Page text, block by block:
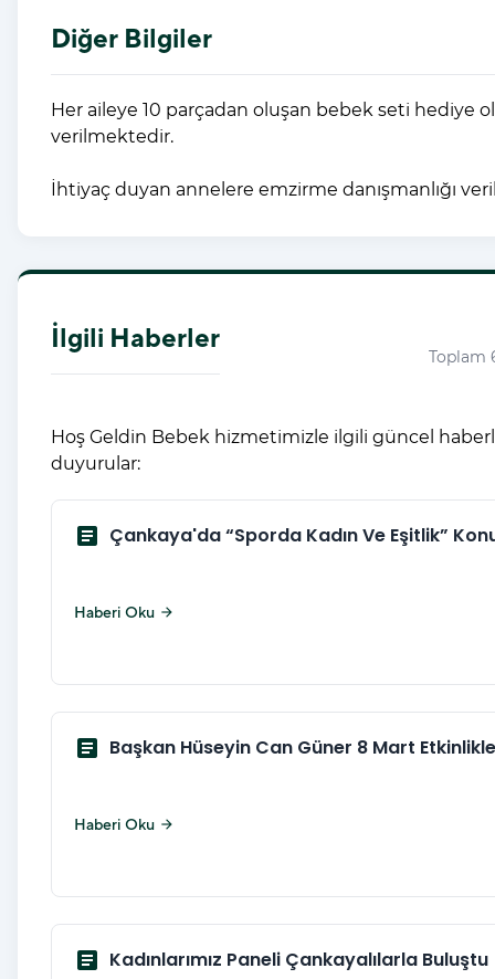
Diğer Bilgiler
Her aileye 10 parçadan oluşan bebek seti hediye
verilmektedir.
İhtiyaç duyan annelere emzirme danışmanlığı
İlgili Haberler
Toplam
Hoş Geldin Bebek hizmetimizle ilgili güncel
duyurular:
article Çankaya'da “Sporda Kadın Ve Eşitlik”
Haberi Oku arrow_forward
article Başkan Hüseyin Can Güner 8 Mart
Haberi Oku arrow_forward
article Kadınlarımız Paneli Çankayalılarla Buluştu